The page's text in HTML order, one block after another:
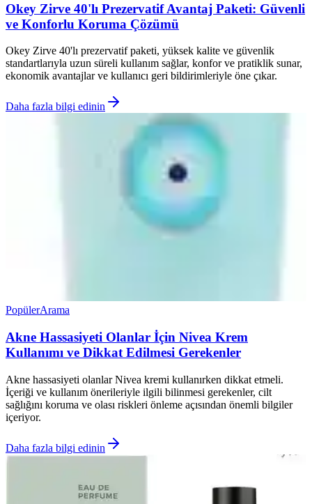
Okey Zirve 40'lı Prezervatif Avantaj Paketi: Güvenli
ve Konforlu Koruma Çözümü
Okey Zirve 40'lı prezervatif paketi, yüksek kalite ve güvenlik
standartlarıyla uzun süreli kullanım sağlar, konfor ve pratiklik sunar,
ekonomik avantajlar ve kullanıcı geri bildirimleriyle öne çıkar.
Daha fazla bilgi edinin
PopülerArama
Akne Hassasiyeti Olanlar İçin Nivea Krem
Kullanımı ve Dikkat Edilmesi Gerekenler
Akne hassasiyeti olanlar Nivea kremi kullanırken dikkat etmeli.
İçeriği ve kullanım önerileriyle ilgili bilinmesi gerekenler, cilt
sağlığını koruma ve olası riskleri önleme açısından önemli bilgiler
içeriyor.
Daha fazla bilgi edinin